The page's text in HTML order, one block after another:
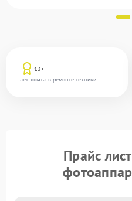
13+
лет опыта в ремонте техники
Прайс